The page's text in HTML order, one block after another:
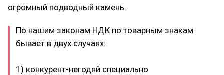
огромный подводный камень.
По нашим законам НДК по товарным знакам
бывает в двух случаях:
1) конкурент-негодяй специально